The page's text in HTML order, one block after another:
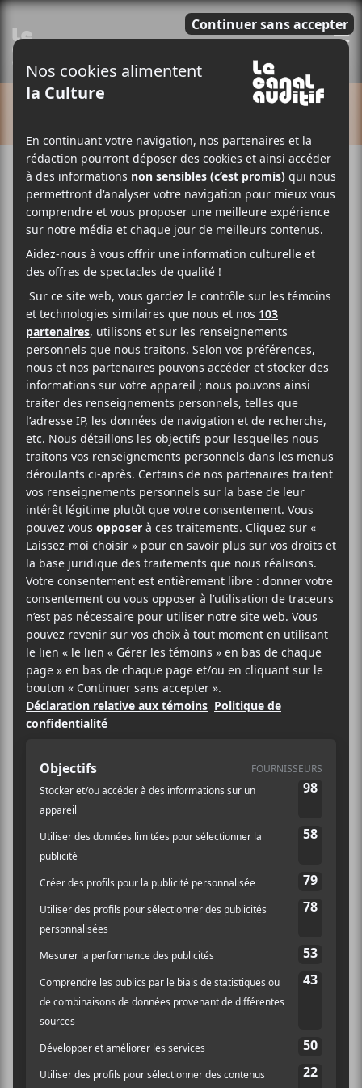
Cet évènement est passé.
FIJM 2026 | Chief Adjuah
1 juillet@21:00–23:00
Chief Adjuahsera en concert au Théâtre Jean-
Duceppe le 1er juillet dans le cadre du Festival
international de Jazz de Montréal 2026.
Festival International de Jazz de Montréal
Théâtre Jean-Duceppe
175 rue Sainte-Catherine Ouest
Montréal, Québec H2X 1Z8
Canada
+ Google Map
(514) 842-2112
Voir Lieu site web
Billets